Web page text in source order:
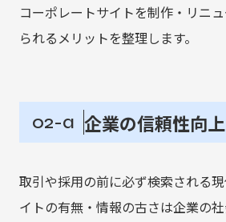
コーポレートサイトを制作・リニ
られるメリットを整理します。
02-a 企業の信頼性向上
取引や採用の前に必ず検索される
イトの有無・情報の古さは企業の